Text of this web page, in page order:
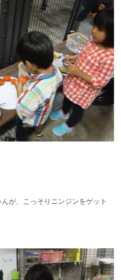
が、こっそりニンジンをゲット